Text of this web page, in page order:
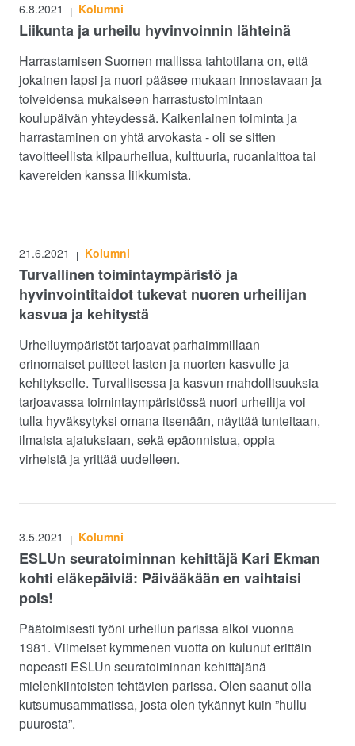
6.8.2021 | Kolumni
Liikunta ja urheilu hyvinvoinnin lähteinä
Harrastamisen Suomen mallissa tahtotilana on, että
jokainen lapsi ja nuori pääsee mukaan innostavaan ja
toiveidensa mukaiseen harrastustoimintaan
koulupäivän yhteydessä. Kaikenlainen toiminta ja
harrastaminen on yhtä arvokasta - oli se sitten
tavoitteellista kilpaurheilua, kulttuuria, ruoanlaittoa tai
kavereiden kanssa liikkumista.
21.6.2021 | Kolumni
Turvallinen toimintaympäristö ja
hyvinvointitaidot tukevat nuoren urheilijan
kasvua ja kehitystä
Urheiluympäristöt tarjoavat parhaimmillaan
erinomaiset puitteet lasten ja nuorten kasvulle ja
kehitykselle. Turvallisessa ja kasvun mahdollisuuksia
tarjoavassa toimintaympäristössä nuori urheilija voi
tulla hyväksytyksi omana itsenään, näyttää tunteitaan,
ilmaista ajatuksiaan, sekä epäonnistua, oppia
virheistä ja yrittää uudelleen.
3.5.2021 | Kolumni
ESLUn seuratoiminnan kehittäjä Kari Ekman
kohti eläkepäiviä: Päivääkään en vaihtaisi
pois!
Päätoimisesti työni urheilun parissa alkoi vuonna
1981. Viimeiset kymmenen vuotta on kulunut erittäin
nopeasti ESLUn seuratoiminnan kehittäjänä
mielenkiintoisten tehtävien parissa. Olen saanut olla
kutsumusammatissa, josta olen tykännyt kuin ”hullu
puurosta”.